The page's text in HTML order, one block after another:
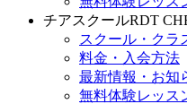
チアスクールRDT
スクール・クラ
料金・入会方法
最新情報・お知
無料体験レッス